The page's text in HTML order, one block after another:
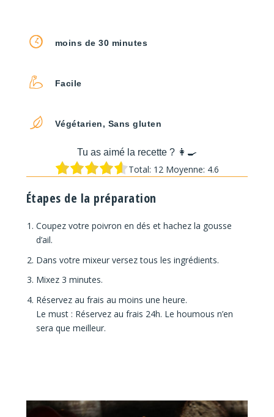
moins de 30 minutes
Facile
Végétarien, Sans gluten
Tu as aimé la recette ? 👩‍🍳
Total: 12Moyenne: 4.6
Étapes de la préparation
Coupez votre poivron en dés et hachez la gousse
d’ail.
Dans votre mixeur versez tous les ingrédients.
Mixez 3 minutes.
Réservez au frais au moins une heure.
Le must : Réservez au frais 24h. Le houmous n’en
sera que meilleur.